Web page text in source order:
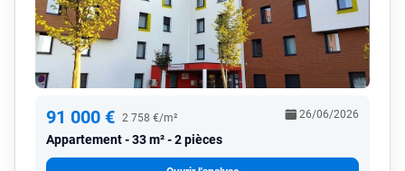
91 000 € 2 758 €/m²
Appartement 33 m² - 2 pièces
26/06/2026